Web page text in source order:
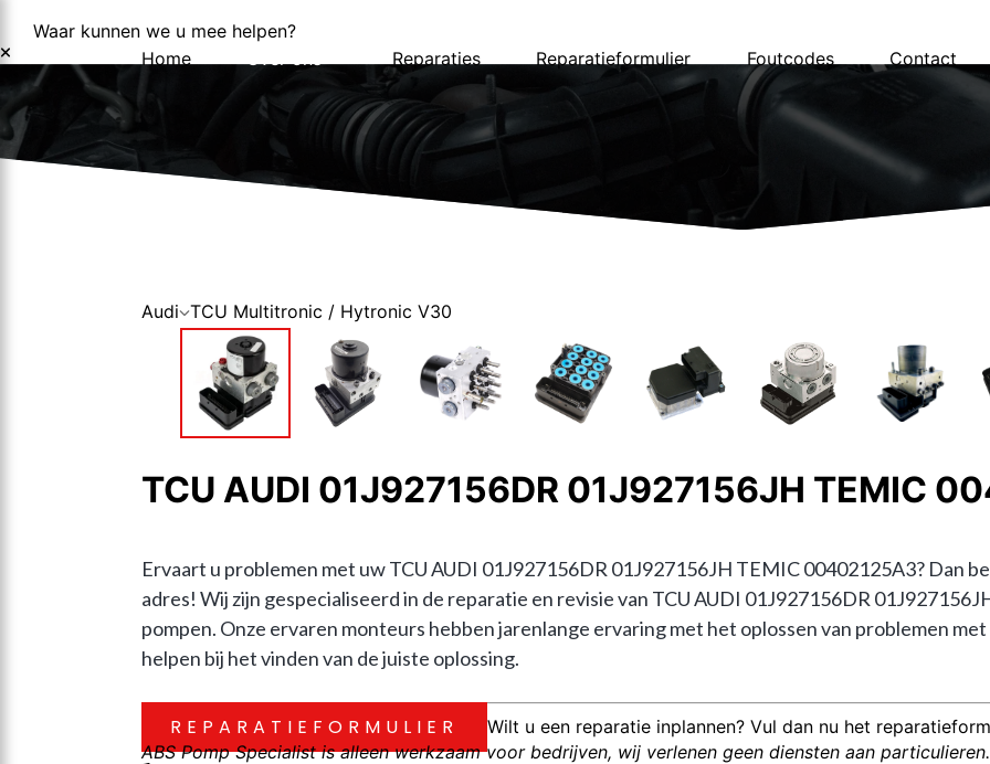
Waar kunnen we u mee helpen?
Home
Reparaties Reparatieformulier Foutcodes Contact
Audi TCU Multitronic / Hytronic V30
TCU AUDI 01J927156DR 01J927156JH TEMIC
Ervaart u problemen met uw TCU AUDI 01J927156DR 01J927156JH TEMIC 00402125A3? Dan
adres! Wij zijn gespecialiseerd in de reparatie en revisie van TCU AUDI 01J927156DR
pompen. Onze ervaren monteurs hebben jarenlange ervaring met het oplossen van problemen
helpen bij het vinden van de juiste oplossing.
REPARATIEFORMULIER
Wilt u een reparatie inplannen? Vul dan nu het
ABS Pomp Specialist is alleen werkzaam voor bedrijven, wij verlenen geen diensten aan particulieren.